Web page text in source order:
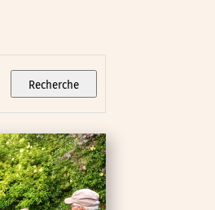
Recherche